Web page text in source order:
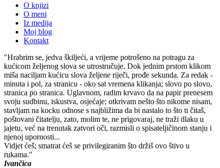
O knjizi
O meni
Iz medija
Moj blog
Kontakt
"Hrabrim se, jedva škiljeći, a vrijeme potrošeno na potragu za
kućicom željenog slova se utrostručuje. Dok jednim prstom klikom
miša naciljam kućicu slova željene riječi, prođe sekunda. Za redak -
minuta i pol, za stranicu - oko sat vremena klikanja; slovo po slovo,
stranica po stranica. Uglavnom, radim krvavo da na papir prenesem
svoju sudbinu, iskustva, osjećaje; otkrivam nešto što nikome nisam,
stavljam na kocku odnose s najbližima da bi nastalo to što ti čitaš,
poštovani čitatelju, zato, molim te, ne prigovaraj, ne traži dlaku u
jajetu, već na trenutak zatvori oči, razmisli o spisateljičinom stanju i
njenoj upornosti...
Vidjet ćeš; smatrat ćeš se privilegiranim što držiš ovo štivo u
rukama."
Ivančica